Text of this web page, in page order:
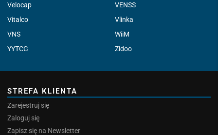
Velocap
VENSS
Vitalco
Vlinka
VNS
WiiM
YYTCG
Zidoo
STREFA KLIENTA
Zarejestruj się
Zaloguj się
Zapisz się na Newsletter